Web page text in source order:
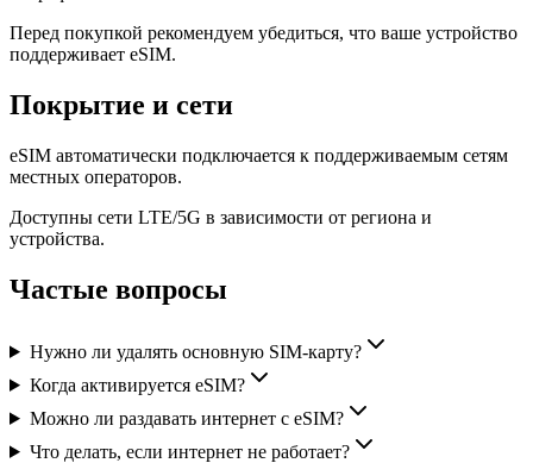
Перед покупкой рекомендуем убедиться, что ваше устройство
поддерживает eSIM.
Покрытие и сети
eSIM автоматически подключается к поддерживаемым сетям
местных операторов.
Доступны сети LTE/5G в зависимости от региона и
устройства.
Частые вопросы
Нужно ли удалять основную SIM-карту?
Когда активируется eSIM?
Можно ли раздавать интернет с eSIM?
Что делать, если интернет не работает?